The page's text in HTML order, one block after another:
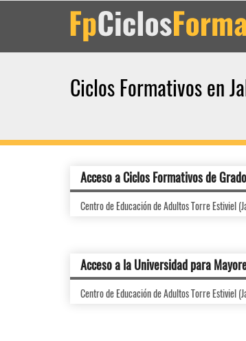
Ciclos Formativos en
Acceso a Ciclos Formativos de
Centro de Educación de Adultos Torre Estiviel
Acceso a la Universidad para
Centro de Educación de Adultos Torre Estiviel